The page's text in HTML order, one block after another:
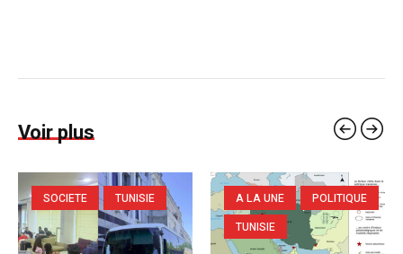
Voir plus
SOCIETE TUNISIE A LA UNE
POLITIQUE
TUNISIE